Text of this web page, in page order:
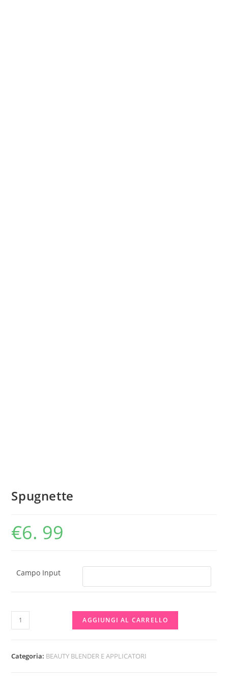
Spugnette
€6. 99
Campo Input
Spugnette
quantità
AGGIUNGI AL CARRELLO
Categoria: BEAUTY BLENDER E APPLICATORI